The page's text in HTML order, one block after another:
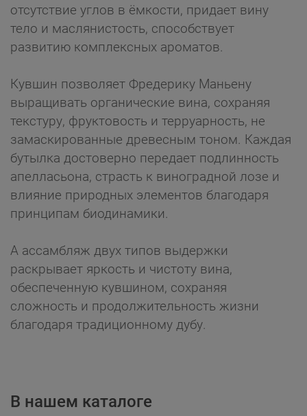
отсутствие углов в ёмкости, придает вину
тело и маслянистость, способствует
развитию комплексных ароматов.
Кувшин позволяет Фредерику Маньену
выращивать органические вина, сохраняя
текстуру, фруктовость и терруарность, не
замаскированные древесным тоном. Каждая
бутылка достоверно передает подлинность
апелласьона, страсть к виноградной лозе и
влияние природных элементов благодаря
принципам биодинамики.
А ассамбляж двух типов выдержки
раскрывает яркость и чистоту вина,
обеспеченную кувшином, сохраняя
сложность и продолжительность жизни
благодаря традиционному дубу.
В нашем каталоге